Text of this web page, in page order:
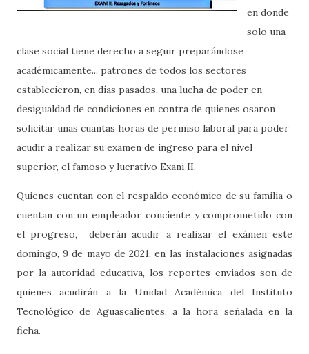
en donde
solo una
clase social tiene derecho a seguir preparándose
académicamente... patrones de todos los sectores
establecieron, en días pasados, una lucha de poder en
desigualdad de condiciones en contra de quienes osaron
solicitar unas cuantas horas de permiso laboral para poder
acudir a realizar su examen de ingreso para el nivel
superior, el famoso y lucrativo Exani II.
Quienes cuentan con el respaldo económico de su familia o
cuentan con un empleador conciente y comprometido con
el progreso, deberán acudir a realizar el exámen este
domingo, 9 de mayo de 2021, en las instalaciones asignadas
por la autoridad educativa, los reportes enviados son de
quienes acudirán a la Unidad Académica del Instituto
Tecnológico de Aguascalientes, a la hora señalada en la
ficha.